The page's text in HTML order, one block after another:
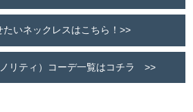
たいネックレスはこちら！>>
リティ）コーデ一覧はコチラ >>